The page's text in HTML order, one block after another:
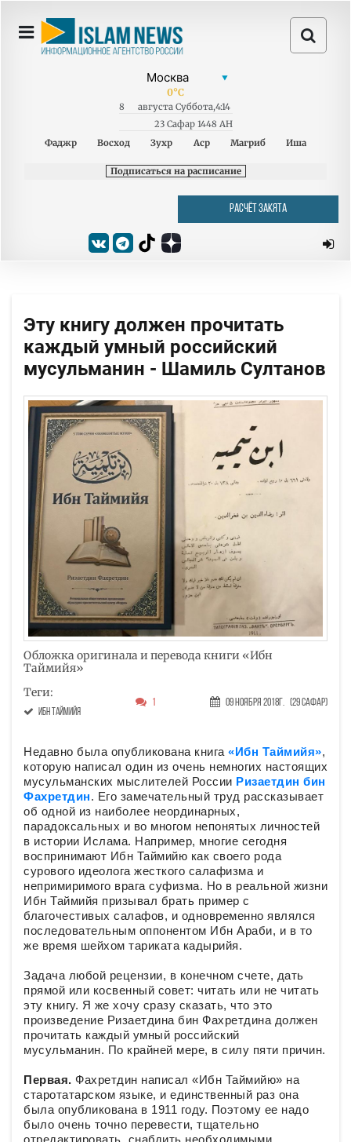
0°C
8 августа Суббота,4:14
23 Сафар 1448 AH
Фаджр
Восход Зухр Аср Магриб Иша
Подписаться на расписание
РАСЧЁТ ЗАКЯТА
Эту книгу должен прочитать
каждый умный российский
мусульманин - Шамиль Султанов
Обложка оригинала и перевода книги «Ибн
Таймийя»
Теги:
Ибн Таймийя
1 09 Ноября 2018г. (29 Сафар)
Недавно была опубликована книга «Ибн Таймийя»,
которую написал один из очень немногих настоящих
мусульманских мыслителей России Ризаетдин бин
Фахретдин. Его замечательный труд рассказывает
об одной из наиболее неординарных,
парадоксальных и во многом непонятых личностей
в истории Ислама. Например, многие сегодня
воспринимают Ибн Таймийю как своего рода
сурового идеолога жесткого салафизма и
непримиримого врага суфизма. Но в реальной жизни
Ибн Таймийя призывал брать пример с
благочестивых салафов, и одновременно являлся
последовательным оппонентом Ибн Араби, и в то
же время шейхом тариката кадырийя.
Задача любой рецензии, в конечном счете, дать
прямой или косвенный совет: читать или не читать
эту книгу. Я же хочу сразу сказать, что это
произведение Ризаетдина бин Фахретдина должен
прочитать каждый умный российский
мусульманин. По крайней мере, в силу пяти причин.
Первая. Фахретдин написал «Ибн Таймийю» на
старотатарском языке, и единственный раз она
была опубликована в 1911 году. Поэтому ее надо
было очень точно перевести, тщательно
отредактировать, снабдить необходимыми